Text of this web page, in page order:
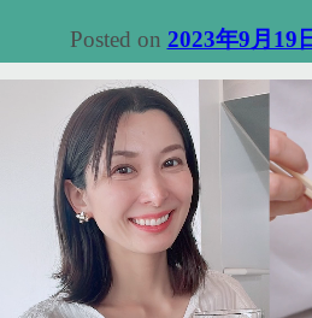
Posted on 2023年9月19